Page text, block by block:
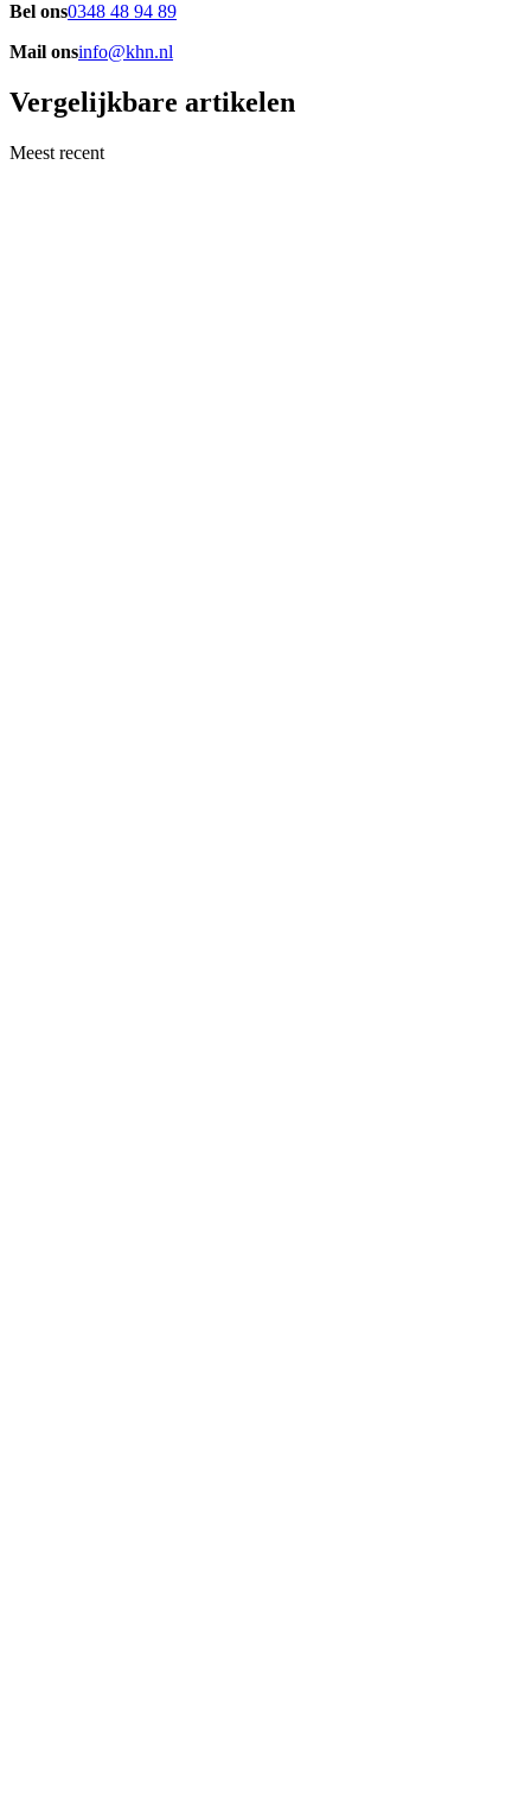
Bel ons0348 48 94 89
Mail onsinfo@khn.nl
Vergelijkbare artikelen
Meest recent